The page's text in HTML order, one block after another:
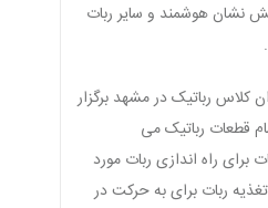
نشان هوشمند و سایر ربات
کلاس رباتیک در مشهد برگزار
قطعات رباتیک می
برای راه اندازی ربات مورد
ربات برای به حرکت در